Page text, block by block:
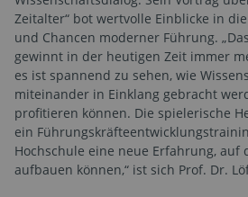
Zeitalter“ bot wertvolle Einblicke in
und Chancen moderner Führung.
gewinnt in der heutigen Zeit immer
es ist spannend zu sehen, wie
miteinander in Einklang gebracht
profitieren können. Die spielerische
ein
Hochschule eine neue Erfahrung,
aufbauen können,“ ist sich Prof. Dr.